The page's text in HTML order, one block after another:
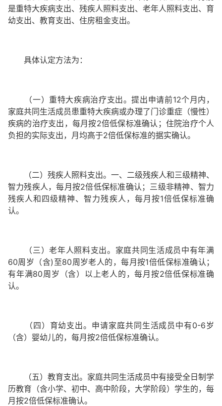
是重特大疾病支出、残疾人照料支出、老年人照料支出、育
幼支出、教育支出、住房租金支出。
具体认定方法为：
（一）重特大疾病治疗支出。提出申请前12个月内，
家庭共同生活成员患重特大疾病或办理了门诊重症（慢性）
疾病的治疗支出，每月按2倍低保标准确认；住院治疗个人
负担的实际支出，月均高于2倍低保标准的据实确认。
（二）残疾人照料支出。一、二级残疾人和三级精神、
智力残疾人，每月按2倍低保标准确认；三级非精神、智力
残疾人和四级精神、智力残疾人，每月按1倍低保标准确
认。
（三）老年人照料支出。家庭共同生活成员中有年满
60周岁（含)至80周岁老人的，每月按1倍低保标准确认；
有年满80周岁（含）以上老人的，每月按2倍低保标准确
认。
（四）育幼支出。申请家庭共同生活成员中有0-6岁
（含）婴幼儿的，每月按2倍低保标准确认。
（五）教育支出。家庭共同生活成员中有接受全日制学
历教育（含小学、初中、高中阶段，大学阶段）学生的，每
月按2倍低保标准确认。